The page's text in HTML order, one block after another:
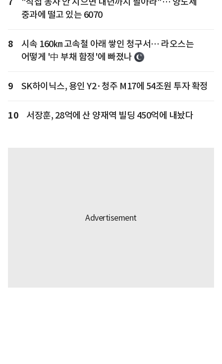
중과에 떨고 있는 6070
8
시속 160㎞ 고속철 아래 쌓인 청구서… 라오스는
어떻게 '中 부채 함정'에 빠졌나
9 SK하이닉스, 용인 Y2·청주 M17에 54조원 투자 확정
10 서장훈, 28억에 산 양재역 빌딩 450억에 내놨다